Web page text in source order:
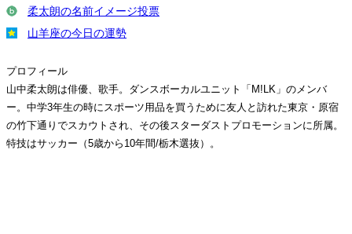
柔太朗の名前イメージ投票
山羊座の今日の運勢
プロフィール
山中柔太朗は俳優、歌手。ダンスボーカルユニット「M!LK」のメンバ
ー。中学3年生の時にスポーツ用品を買うために友人と訪れた東京・原宿
の竹下通りでスカウトされ、その後スターダストプロモーションに所属。
特技はサッカー（5歳から10年間/栃木選抜）。